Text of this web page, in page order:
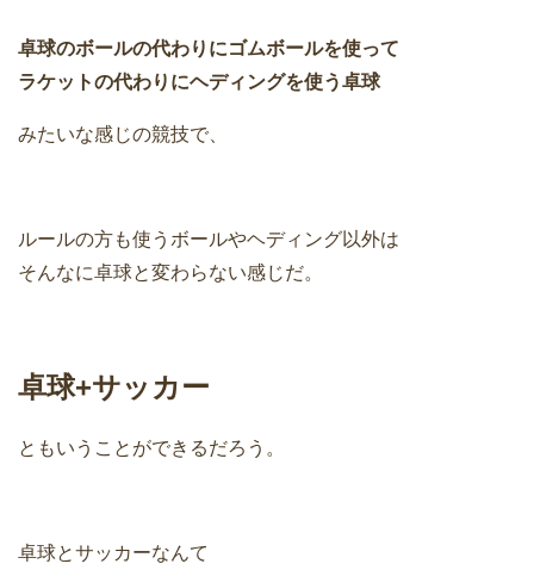
卓球のボールの代わりにゴムボールを使って
ラケットの代わりにヘディングを使う卓球
みたいな感じの競技で、
ルールの方も使うボールやヘディング以外は
そんなに卓球と変わらない感じだ。
卓球+サッカー
ともいうことができるだろう。
卓球とサッカーなんて